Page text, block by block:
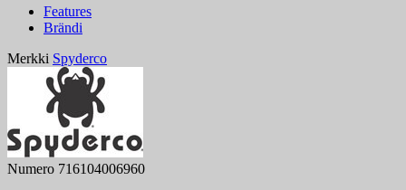
Features
Brändi
Merkki Spyderco
Numero 716104006960